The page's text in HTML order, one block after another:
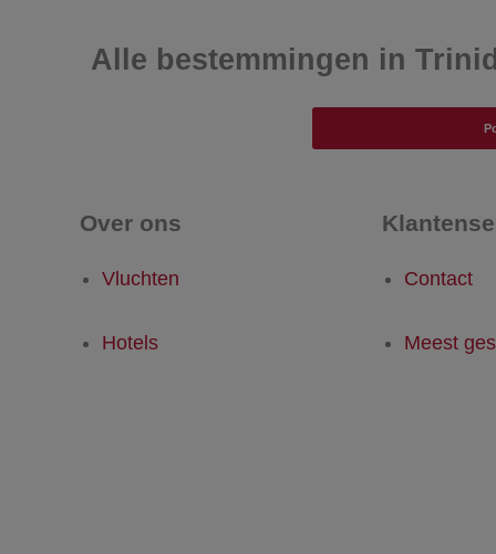
Alle bestemmingen in
Over ons
Vluchten
Hotels
Contact
Meest